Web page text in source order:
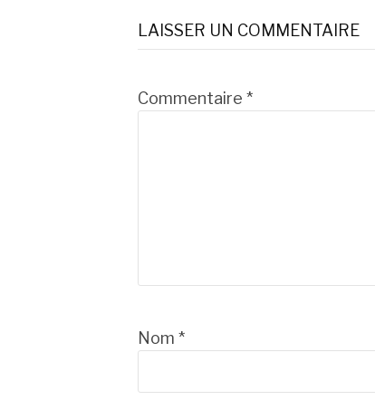
suite
LAISSER UN COMMENTAIRE
Commentaire *
Nom *